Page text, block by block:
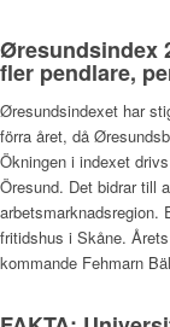
Øresundsindex
fler pendlare,
Øresundsindexet har
förra året, då
Ökningen i indexet
Öresund. Det bidrar till
arbetsmarknadsregion.
fritidshus i Skåne.
kommande Fehmarn